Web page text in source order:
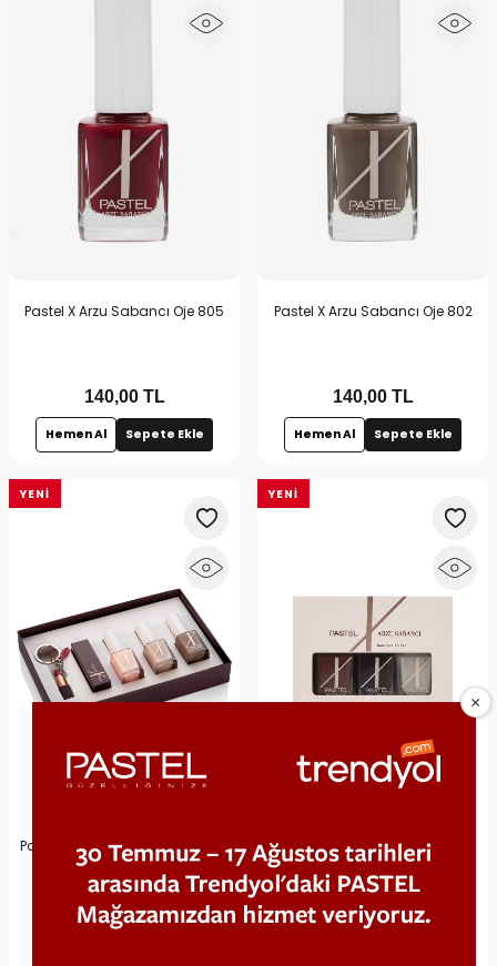
Pastel X Arzu Sabancı Oje 805
140,00TL
Hemen Al Sepete Ekle
Pastel X Arzu Sabancı Oje 802
140,00TL
Hemen Al Sepete Ekle
YENI
Pastel x Arzu Sabancı 3’lü Oje +
Ruj + Anahtarlık Seti No1 |
Hediyelik Makyaj Setleri
731,25TL
YENI
Pastel X Arzu Sabancı Oje Set 3
404,91TL